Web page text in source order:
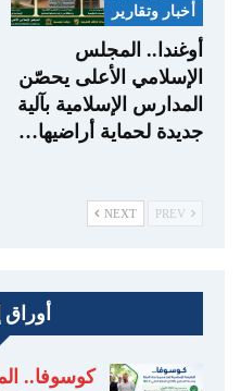
أخبار وتقارير
أوغندا.. المجلس
الإسلامي الأعلى يحصّن
المدارس الإسلامية بآلية
جديدة لحماية أراضيها…
NEXT
أوراق
كوسوفا..